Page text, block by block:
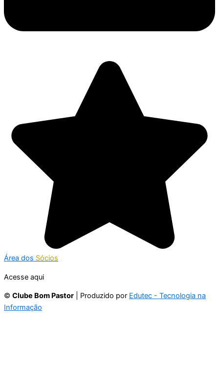
Área dos Sócios
Acesse aqui
© Clube Bom Pastor | Produzido por Edutec - Tecnologia na
Informação